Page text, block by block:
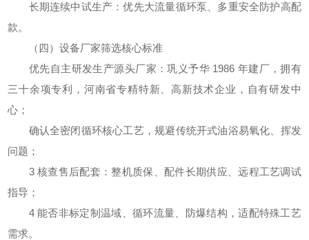
长期连续中试生产：优先大流量循环泵、多重安全防护高配
款。
（四）设备厂家筛选核心标准
优先自主研发生产源头厂家：巩义予华 1986 年建厂，拥有
三十余项专利，河南省专精特新、高新技术企业，自有研发中
心；
确认全密闭循环核心工艺，规避传统开式油浴易氧化、挥发
问题；
3 核查售后配套：整机质保、配件长期供应、远程工艺调试
指导；
4 能否非标定制温域、循环流量、防爆结构，适配特殊工艺
需求。